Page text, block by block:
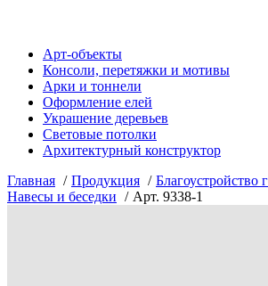
Арт-объекты
Консоли, перетяжки и мотивы
Арки и тоннели
Оформление елей
Украшение деревьев
Световые потолки
Архитектурный конструктор
Главная
Продукция
Благоустройство
Навесы и беседки
Арт. 9338-1